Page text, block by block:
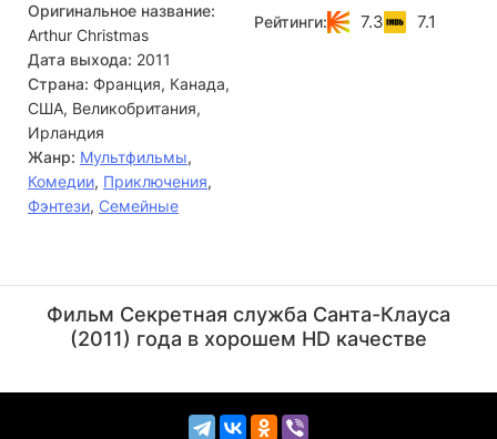
Оригинальное название:
Arthur Christmas
Дата выхода: 2011
Страна: Франция, Канада,
США, Великобритания,
Ирландия
Жанр: Мультфильмы,
Комедии, Приключения,
Фэнтези, Семейные
Рейтинги: 7.3 7.1
(Santa, озвучка)
(Grandsanta, озв...)
Фильм Секретная служба Санта-Клауса
(2011) года в хорошем HD качестве